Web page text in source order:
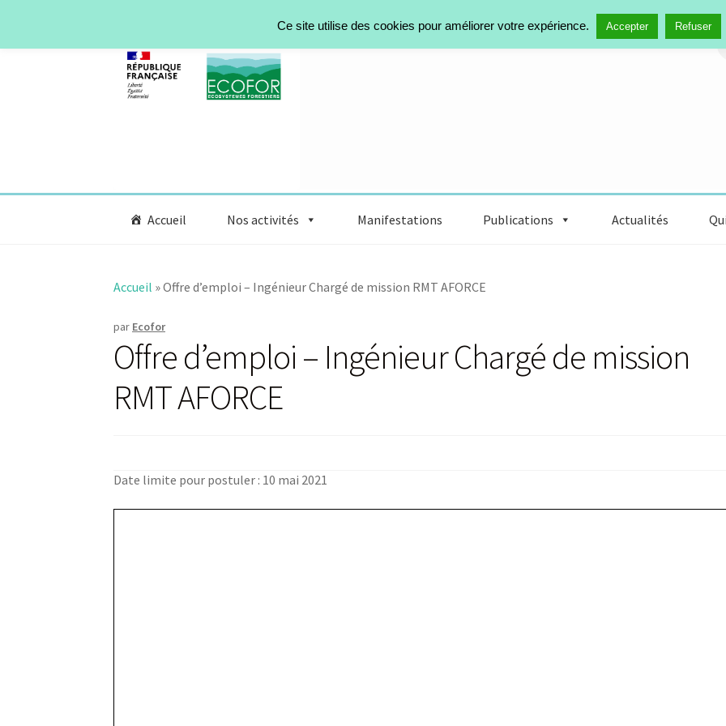
Accueil Nos activités Manifestations Publications Actualités
Accueil »Offre d’emploi – Ingénieur Chargé de mission RMT AFORCE
par Ecofor
Offre d’emploi – Ingénieur Chargé de mission
RMT AFORCE
Date limite pour postuler : 10 mai 2021
Ce site utilise des cookies pour améliorer votre expérience. Accepter Refuser